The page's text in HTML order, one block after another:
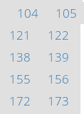
104
105
121
122
138
139
155
156
172
173